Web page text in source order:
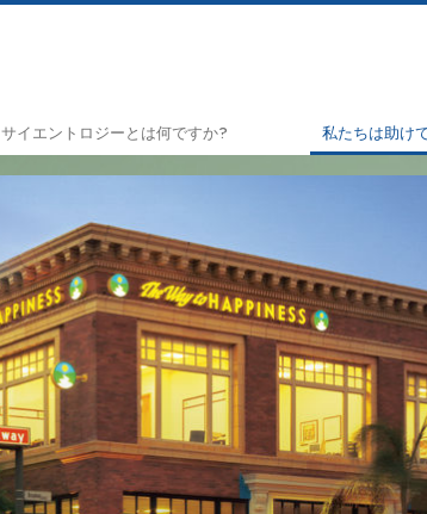
サイエントロジーとは何ですか?
サイエントロジーの信条と規律
サイエントロジストたちが語るサイエ
ントロジー
サイエントロジストに会いましょう
教会の内部
サイエントロジーの基本原理
ダイアネティックスの紹介
私たちは助け
クリミノン
ナルコノン
真実を知って
ユナイテッ
ツ
市民の人権擁護
一
初